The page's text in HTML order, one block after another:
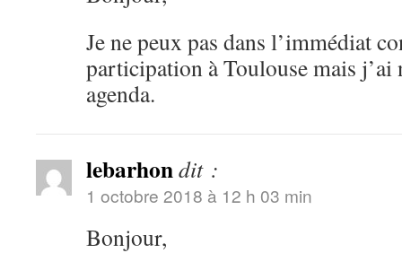
Je ne peux pas dans l’immédiat
participation à Toulouse mais j’ai
agenda.
lebarhondit :
1 octobre 2018 à 12 h 03 min
Bonjour,